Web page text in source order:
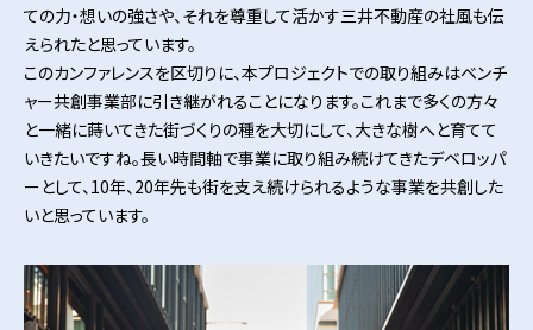
ての力・想いの強さや、それを尊重して活かす三井不動産の社風も伝
えられたと思っています。
このカンファレンスを区切りに、本プロジェクトでの取り組みはベンチ
ャー共創事業部に引き継がれることになります。これまで多くの方々
と一緒に蒔いてきた街づくりの種を大切にして、大きな樹へと育てて
いきたいですね。長い時間軸で事業に取り組み続けてきたデベロッパ
ーとして、10年、20年先も街を支え続けられるような事業を共創した
いと思っています。